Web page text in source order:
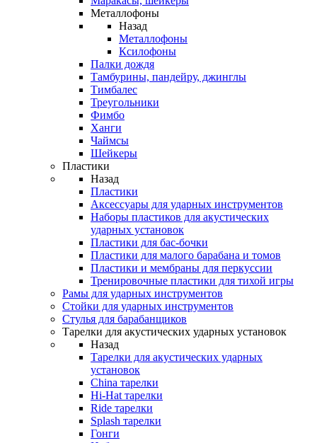
Металлофоны
Назад
Металлофоны
Ксилофоны
Палки дождя
Тамбурины, пандейру, джинглы
Тимбалес
Треугольники
Фимбо
Ханги
Чаймсы
Шейкеры
Пластики
Назад
Пластики
Аксессуары для ударных инструментов
Наборы пластиков для акустических
ударных установок
Пластики для бас-бочки
Пластики для малого барабана и томов
Пластики и мембраны для перкуссии
Тренировочные пластики для тихой игры
Рамы для ударных инструментов
Стойки для ударных инструментов
Стулья для барабанщиков
Тарелки для акустических ударных установок
Назад
Тарелки для акустических ударных
установок
China тарелки
Hi-Hat тарелки
Ride тарелки
Splash тарелки
Гонги